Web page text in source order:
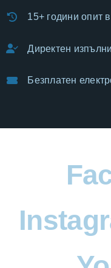
15+ години опит
Директен
Безплатен